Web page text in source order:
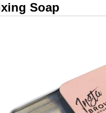
Soap